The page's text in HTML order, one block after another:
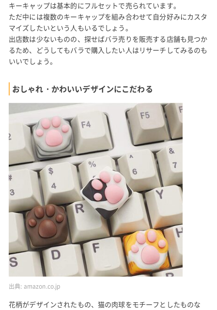
キーキャップは基本的にフルセットで売られています。
ただ中には複数のキーキャップを組み合わせて自分好みにカスタ
マイズしたいという人もいるでしょう。
出店数は少ないものの、探せばバラ売りを販売する店舗も見つか
るため、どうしてもバラで購入したい人はリサーチしてみるのも
いいでしょう。
おしゃれ・かわいいデザインにこだわる
出典: amazon.co.jp
花柄がデザインされたもの、猫の肉球をモチーフとしたものな